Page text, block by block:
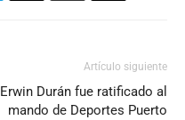
Artículo siguiente
Erwin Durán fue ratificado al
mando de Deportes Puerto